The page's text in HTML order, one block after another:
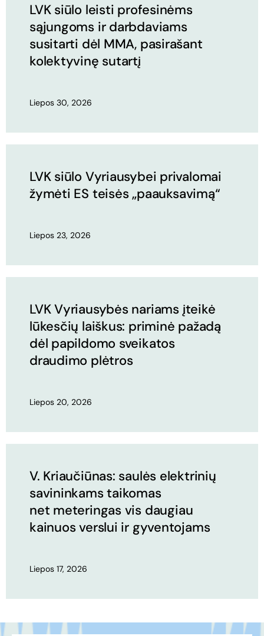
LVK siūlo leisti profesinėms
sąjungoms ir darbdaviams
susitarti dėl MMA, pasirašant
kolektyvinę sutartį
Liepos 30, 2026
LVK siūlo Vyriausybei privalomai
žymėti ES teisės „paauksavimą“
Liepos 23, 2026
LVK Vyriausybės nariams įteikė
lūkesčių laiškus: priminė pažadą
dėl papildomo sveikatos
draudimo plėtros
Liepos 20, 2026
V. Kriaučiūnas: saulės elektrinių
savininkams taikomas
net meteringas vis daugiau
kainuos verslui ir gyventojams
Liepos 17, 2026